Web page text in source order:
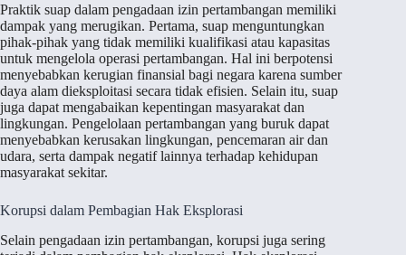
Praktik suap dalam pengadaan izin pertambangan memiliki
dampak yang merugikan. Pertama, suap menguntungkan
pihak-pihak yang tidak memiliki kualifikasi atau kapasitas
untuk mengelola operasi pertambangan. Hal ini berpotensi
menyebabkan kerugian finansial bagi negara karena sumber
daya alam dieksploitasi secara tidak efisien. Selain itu, suap
juga dapat mengabaikan kepentingan masyarakat dan
lingkungan. Pengelolaan pertambangan yang buruk dapat
menyebabkan kerusakan lingkungan, pencemaran air dan
udara, serta dampak negatif lainnya terhadap kehidupan
masyarakat sekitar.
Korupsi dalam Pembagian Hak Eksplorasi
Selain pengadaan izin pertambangan, korupsi juga sering